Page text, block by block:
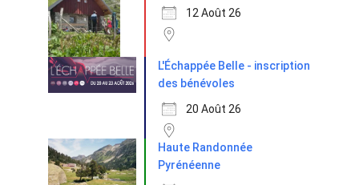
12 Août 26
L'Échappée Belle - inscription
des bénévoles
20 Août 26
Haute Randonnée
Pyrénéenne